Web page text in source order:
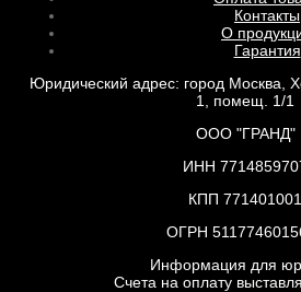
Контакты
О
Гарантия
Юридический адрес: город Москва,
1, помещ. 1/1
ООО "ГРАНД"
ИНН
КПП 771401001
ОГРН
Информация для
Счета на оплату